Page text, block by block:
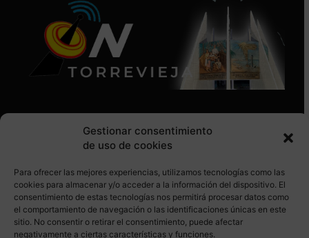
Gestionar consentimiento
de uso de cookies
Para ofrecer las mejores experiencias, utilizamos tecnologías como las
cookies para almacenar y/o acceder a la información del dispositivo. El
consentimiento de estas tecnologías nos permitirá procesar datos como
el comportamiento de navegación o las identificaciones únicas en este
sitio. No consentir o retirar el consentimiento, puede afectar
negativamente a ciertas características y funciones.
SÍGUENOS EN REDES SOCIALES